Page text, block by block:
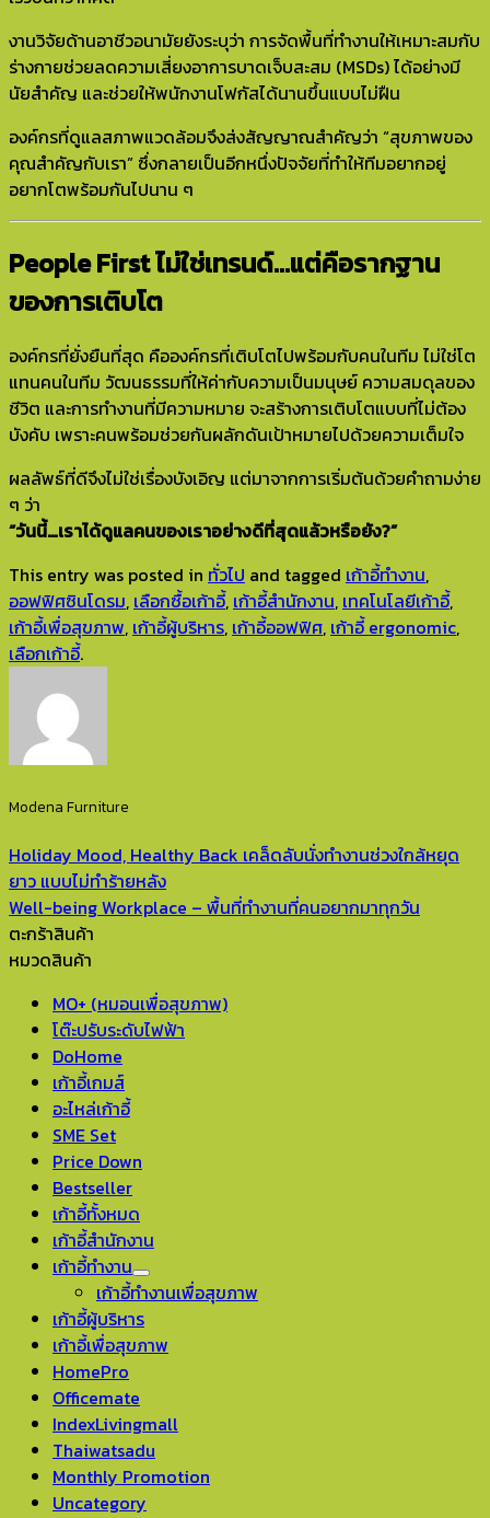
งานวิจัยด้านอาชีวอนามัยยังระบุว่า การจัดพื้นที่ทำงานให้เหมาะสมกับ
ร่างกายช่วยลดความเสี่ยงอาการบาดเจ็บสะสม (MSDs) ได้อย่างมี
นัยสำคัญ และช่วยให้พนักงานโฟกัสได้นานขึ้นแบบไม่ฝืน
องค์กรที่ดูแลสภาพแวดล้อมจึงส่งสัญญาณสำคัญว่า “สุขภาพของ
คุณสำคัญกับเรา” ซึ่งกลายเป็นอีกหนึ่งปัจจัยที่ทำให้ทีมอยากอยู่
อยากโตพร้อมกันไปนาน ๆ
People First ไม่ใช่เทรนด์…แต่คือรากฐาน
ของการเติบโต
องค์กรที่ยั่งยืนที่สุด คือองค์กรที่เติบโตไปพร้อมกับคนในทีม ไม่ใช่โต
แทนคนในทีม วัฒนธรรมที่ให้ค่ากับความเป็นมนุษย์ ความสมดุลของ
ชีวิต และการทำงานที่มีความหมาย จะสร้างการเติบโตแบบที่ไม่ต้อง
บังคับ เพราะคนพร้อมช่วยกันผลักดันเป้าหมายไปด้วยความเต็มใจ
ผลลัพธ์ที่ดีจึงไม่ใช่เรื่องบังเอิญ แต่มาจากการเริ่มต้นด้วยคำถามง่าย
ๆ ว่า
“วันนี้…เราได้ดูแลคนของเราอย่างดีที่สุดแล้วหรือยัง?”
This entry was posted in ทั่วไป and tagged เก้าอี้ทำงาน,
ออฟฟิศซินโดรม, เลือกซื้อเก้าอี้, เก้าอี้สำนักงาน, เทคโนโลยีเก้าอี้,
เก้าอี้เพื่อสุขภาพ, เก้าอี้ผู้บริหาร, เก้าอี้ออฟฟิศ, เก้าอี้ ergonomic,
เลือกเก้าอี้.
Modena Furniture
Holiday Mood, Healthy Back เคล็ดลับนั่งทำงานช่วงใกล้หยุด
ยาว แบบไม่ทำร้ายหลัง
Well-being Workplace – พื้นที่ทำงานที่คนอยากมาทุกวัน
ตะกร้าสินค้า
หมวดสินค้า
MO+ (หมอนเพื่อสุขภาพ)
โต๊ะปรับระดับไฟฟ้า
DoHome
เก้าอี้เกมส์
อะไหล่เก้าอี้
SME Set
Price Down
Bestseller
เก้าอี้ทั้งหมด
เก้าอี้สำนักงาน
เก้าอี้ทำงาน
เก้าอี้ทำงานเพื่อสุขภาพ
เก้าอี้ผู้บริหาร
เก้าอี้เพื่อสุขภาพ
HomePro
Officemate
IndexLivingmall
Thaiwatsadu
Monthly Promotion
Uncategory